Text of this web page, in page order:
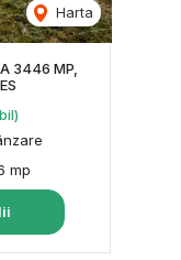
Harta
3446 MP,
mp